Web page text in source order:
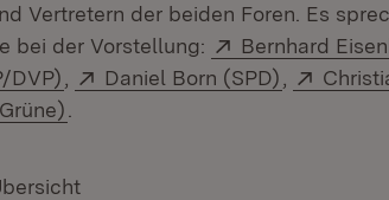
Vertretern der beiden Foren. Es
bei der Vorstellung:
Extern:
Bernhard
DVP) (Öffnet in neuem Fenster)
Extern:
Daniel Born (SPD) (Öffnet in
Extern: